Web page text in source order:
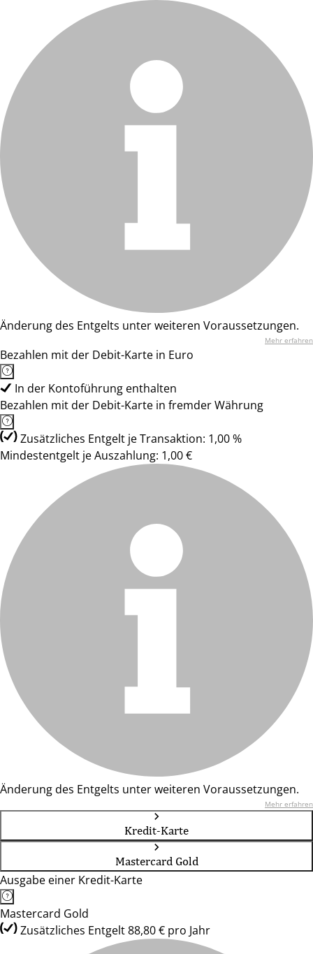
Änderung des Entgelts unter weiteren Voraussetzungen.
Mehr erfahren
Bezahlen mit der Debit-Karte in Euro
In der Kontoführung enthalten
Bezahlen mit der Debit-Karte in fremder Währung
Zusätzliches Entgelt je Transaktion: 1,00 %
Mindestentgelt je Auszahlung: 1,00 €
Änderung des Entgelts unter weiteren Voraussetzungen.
Mehr erfahren
Kredit-Karte
Mastercard Gold
Ausgabe einer Kredit-Karte
Mastercard Gold
Zusätzliches Entgelt 88,80 € pro Jahr